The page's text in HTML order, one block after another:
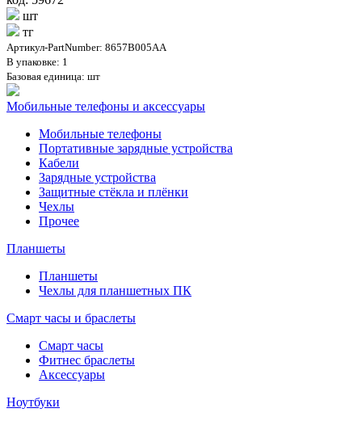
шт
тг
Артикул-PartNumber: 8657B005AA
В упаковке: 1
Базовая единица: шт
Мобильные телефоны и аксессуары
Мобильные телефоны
Портативные зарядные устройства
Кабели
Зарядные устройства
Защитные стёкла и плёнки
Чехлы
Прочее
Планшеты
Планшеты
Чехлы для планшетных ПК
Смарт часы и браслеты
Смарт часы
Фитнес браслеты
Аксессуары
Ноутбуки